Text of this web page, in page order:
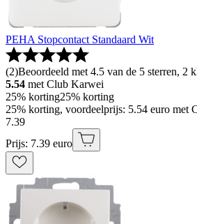
PEHA Stopcontact Standaard Wit
(2)Beoordeeld met 4.5 van de 5 sterren, 2
5.54 met Club Karwei
25% korting25% korting
25% korting, voordeelprijs: 5.54 euro met
7.39
Prijs: 7.39 euro